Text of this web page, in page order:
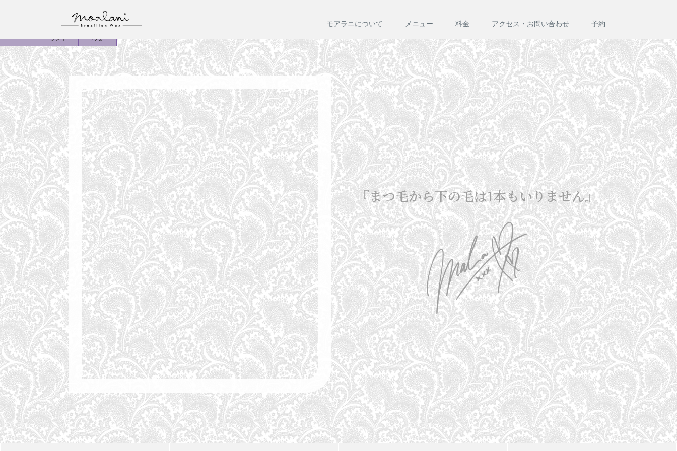
モアラニについて メニュー 料金 アクセス・お問い合わせ 予約
『まつ毛から下の毛は1本もいりません』
公式アカ
ウント
お問い合
わせ